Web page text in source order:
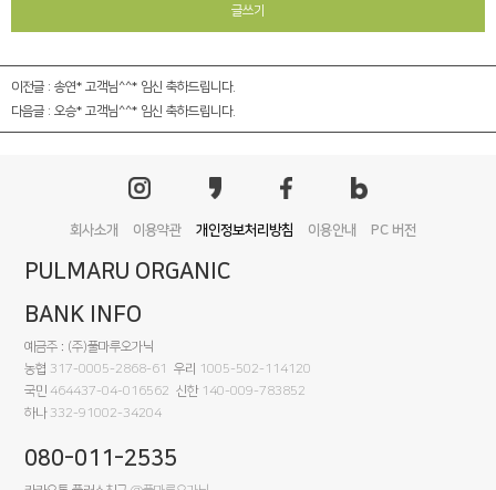
글쓰기
이전글 : 송연* 고객님^^* 임신 축하드립니다.
다음글 : 오승* 고객님^^* 임신 축하드립니다.
회사소개 이용약관 개인정보처리방침 이용안내 PC 버전
PULMARU ORGANIC
BANK INFO
예금주 : (주)풀마루오가닉
농협 317-0005-2868-61 우리
1005-502-114120
국민 464437-04-016562 신한 140-009-783852
하나 332-91002-34204
080-011-2535